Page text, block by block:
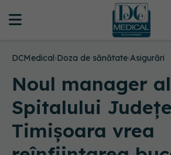
DCMedical›Doza de sănătate›Asigurări
Noul manager al
Spitalului
Timișoara vrea